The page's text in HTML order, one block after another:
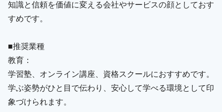
知識と信頼を価値に変える会社やサービスの顔としておす
すめです。
■推奨業種
教育：
学習塾、オンライン講座、資格スクールにおすすめです。
学ぶ姿勢がひと目で伝わり、安心して学べる環境として印
象づけられます。